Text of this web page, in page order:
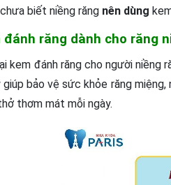
biết niềng răng nên dùng
đánh răng dành cho răng
kem đánh răng cho người niềng
bảo vệ sức khỏe răng
thơm mát mỗi ngày.